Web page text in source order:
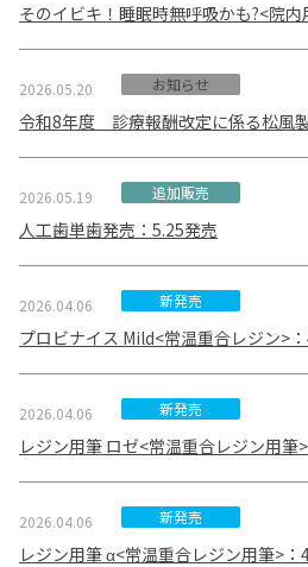
そのイビキ！睡眠時無呼吸かも?<院
2026.05.20 お知らせ
令和8年度 診療報酬改定に係る松風
2026.05.19 追加販売
人工歯単歯発売：5.25発売
2026.04.06 新発売
プロビナイス Mild<常温重合レジン>
2026.04.06 新発売
レジン用筆 ロゼ<常温重合レジン用筆
2026.04.06 新発売
レジン用筆 α<常温重合レジン用筆>：